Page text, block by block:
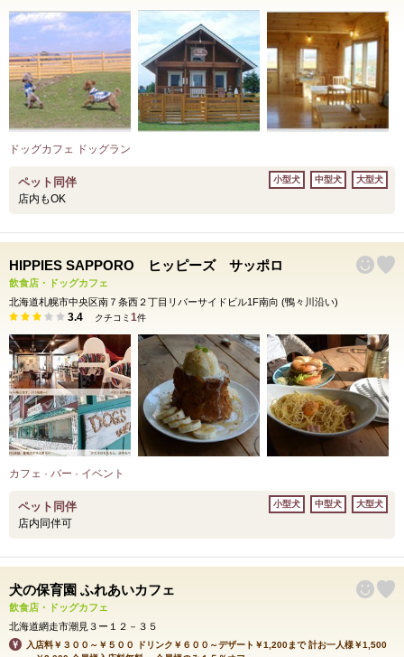
ドッグカフェ ドッグラン
ペット同伴
店内もOK
小型犬 中型犬 大型犬
HIPPIES SAPPORO ヒッピーズ サッポロ
飲食店・ドッグカフェ
北海道札幌市中央区南７条西２丁目リバーサイドビル1F南向 (鴨々川沿い)
3.4 クチコミ 1件
カフェ · バー · イベント
ペット同伴
店内同伴可
小型犬 中型犬 大型犬
犬の保育園 ふれあいカフェ
飲食店・ドッグカフェ
北海道網走市潮見３ー１２－３５
入店料￥３００～￥５００ ドリンク￥６００～デザート￥1,200まで 計お一人様￥1,500